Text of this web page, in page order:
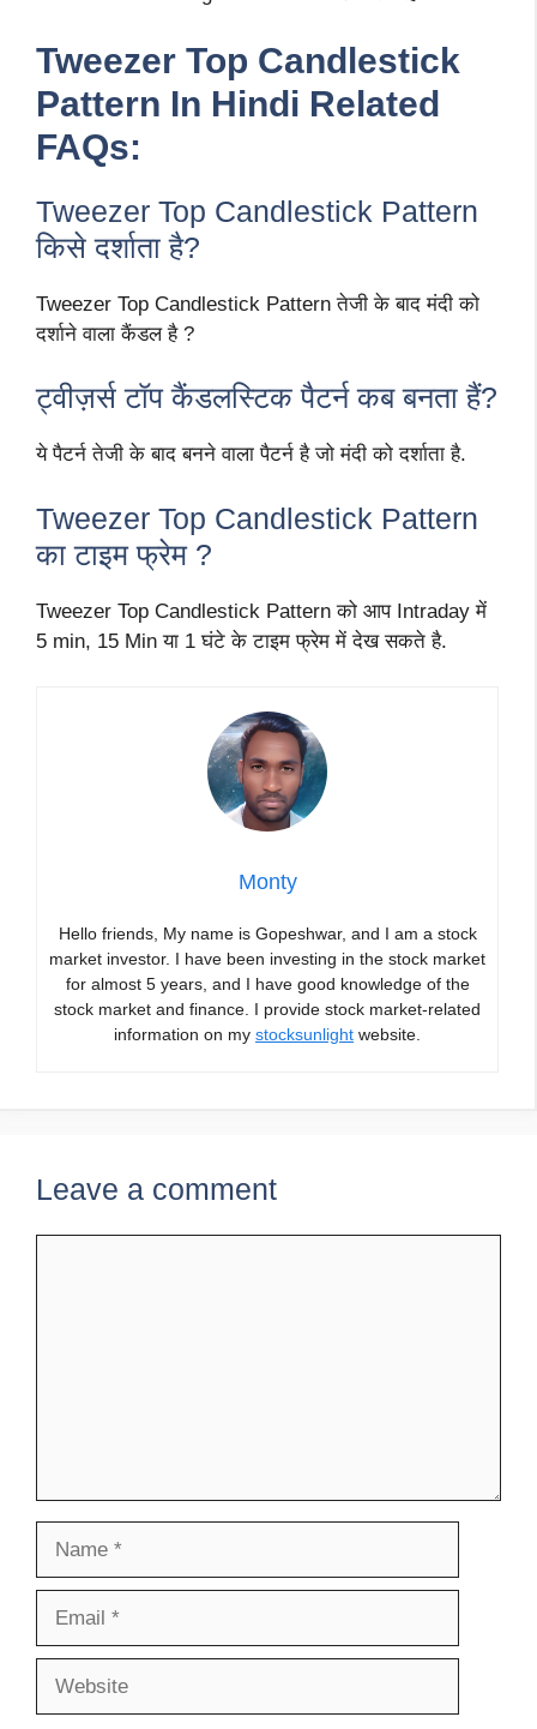
Tweezer Top Candlestick
Pattern In Hindi Related
FAQs:
Tweezer Top Candlestick Pattern
किसे दर्शाता है?
Tweezer Top Candlestick Pattern तेजी के बाद मंदी को
दर्शाने वाला कैंडल है ?
ट्वीज़र्स टॉप कैंडलस्टिक पैटर्न कब बनता हैं?
ये पैटर्न तेजी के बाद बनने वाला पैटर्न है जो मंदी को दर्शाता है.
Tweezer Top Candlestick Pattern
का टाइम फ्रेम ?
Tweezer Top Candlestick Pattern को आप Intraday में
5 min, 15 Min या 1 घंटे के टाइम फ्रेम में देख सकते है.
Monty
Hello friends, My name is Gopeshwar, and I am a stock
market investor. I have been investing in the stock market
for almost 5 years, and I have good knowledge of the
stock market and finance. I provide stock market-related
information on my stocksunlight website.
Leave a comment